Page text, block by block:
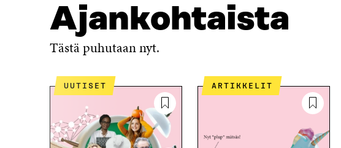
Ajankohtaista
Tästä puhutaan nyt.
UUTISET ARTIKKELIT